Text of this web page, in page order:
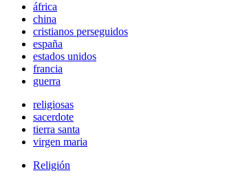
áfrica
china
cristianos perseguidos
españa
estados unidos
francia
guerra
religiosas
sacerdote
tierra santa
virgen maria
Religión